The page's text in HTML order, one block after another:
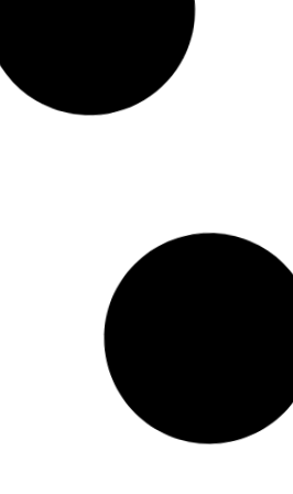
plan de obras de Los Azules
transformar los accesos en
clic aquí
hace sostenible a una empresa a
plazo: claves para crecer y